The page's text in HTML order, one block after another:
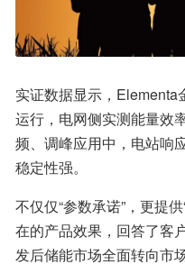
实证数据显示，
运行，电网侧实测能量效
频、调峰应用中，电站响
稳定性强。
不仅仅“参数承诺”，更提
在的产品效果，回答了客
发后储能市场全面转向市